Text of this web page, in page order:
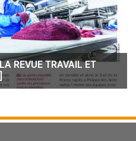
REVUE TRAVAIL ET